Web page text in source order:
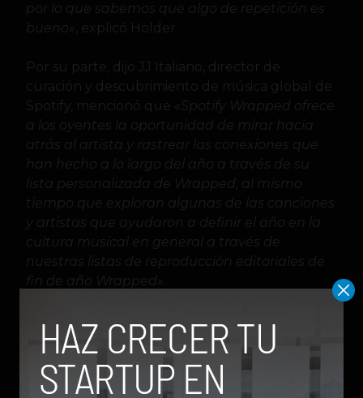
por lo que sabemos que algo de repetición es
bueno»
, explicó Holder.
Por su parte, dijo JJ Italiano, director de
curación y descubrimiento de música global de
Spotify, mencionó que «Spotify Wrapped ofrece
a los oyentes la oportunidad de mirar hacia
atrás al artista y rastrear las conexiones que
han hecho a lo largo del año a través de su
lista personalizada de Wrapped, al mismo
tiempo que exploran algunas de las canciones
y artistas que ayudaron a definir el año en la
cultura musical en general a través de
nuestras listas de reproducción editoriales de
fin de año Wrapped».
Spotify Wrapped es lo que ha permitido que
esta iniciativa hoy sea uno de los proyectos de
marketing más exitosos cada fin de año, algo